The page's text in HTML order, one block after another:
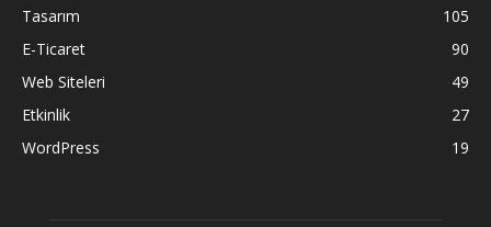
Tasarım
105
E-Ticaret
90
Web Siteleri
49
Etkinlik
27
WordPress
19